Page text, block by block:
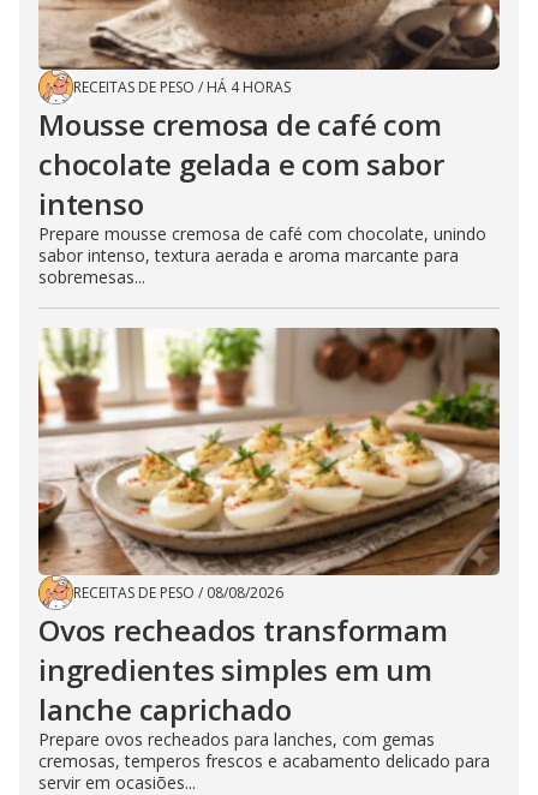
RECEITAS DE PESO / HÁ 4 HORAS
Mousse cremosa de café com
chocolate gelada e com sabor
intenso
Prepare mousse cremosa de café com chocolate, unindo
sabor intenso, textura aerada e aroma marcante para
sobremesas...
RECEITAS DE PESO / 08/08/2026
Ovos recheados transformam
ingredientes simples em um
lanche caprichado
Prepare ovos recheados para lanches, com gemas
cremosas, temperos frescos e acabamento delicado para
servir em ocasiões...